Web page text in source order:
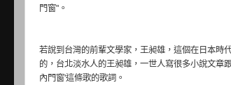
門窗"。
若說到台灣的前輩文學家，王昶雄，這個在日本時
的，台北淡水人的王昶雄，一世人寫很多小說文章
內門窗'這條歌的歌詞。